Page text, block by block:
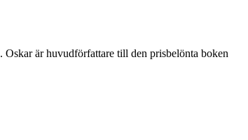
. Oskar är huvudförfattare till den prisbelönta boken